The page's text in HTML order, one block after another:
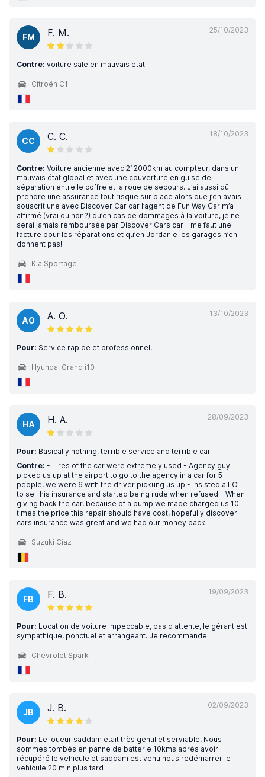
25/10/2023
FM F. M.
Contre: voiture sale en mauvais etat
Citroën C1
18/10/2023
CC C. C.
Contre: Voiture ancienne avec 212000km au compteur, dans un
mauvais état global et avec une couverture en guise de
séparation entre le coffre et la roue de secours. J’ai aussi dû
prendre une assurance tout risque sur place alors que j’en avais
souscrit une avec Discover Car car l’agent de Fun Way Car m’a
affirmé (vrai ou non?) qu’en cas de dommages à la voiture, je ne
serai jamais remboursée par Discover Cars car il me faut une
facture pour les réparations et qu’en Jordanie les garages n’en
donnent pas!
Kia Sportage
13/10/2023
AO A. O.
Pour: Service rapide et professionnel.
Hyundai Grand i10
28/09/2023
HA H. A.
Pour: Basically nothing, terrible service and terrible car
Contre: - Tires of the car were extremely used - Agency guy
picked us up at the airport to go to the agency in a car for 5
people, we were 6 with the driver pickung us up - Insisted a LOT
to sell his insurance and started being rude when refused - When
giving back the car, because of a bump we made charged us 10
times the price this repair should have cost, hopefully discover
cars insurance was great and we had our money back
Suzuki Ciaz
19/09/2023
FB F. B.
Pour: Location de voiture impeccable, pas d attente, le gérant est
sympathique, ponctuel et arrangeant. Je recommande
Chevrolet Spark
02/09/2023
JB J. B.
Pour: Le loueur saddam etait très gentil et serviable. Nous
sommes tombés en panne de batterie 10kms après avoir
récupéré le vehicule et saddam est venu nous redémarrer le
vehicule 20 min plus tard